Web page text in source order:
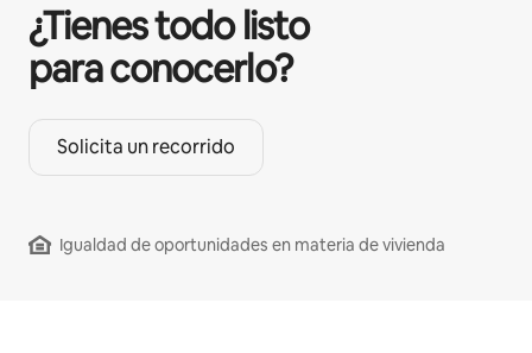
¿Tienes todo listo
para conocerlo?
Solicita un recorrido
Igualdad de oportunidades en materia de vivienda